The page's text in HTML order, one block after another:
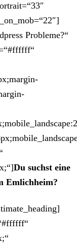
Probleme?“
Du suchst eine
Emlichheim?